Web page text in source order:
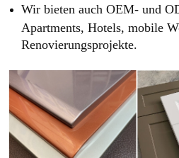
Wir bieten auch OEM- und
Apartments, Hotels, mobile
Renovierungsprojekte.